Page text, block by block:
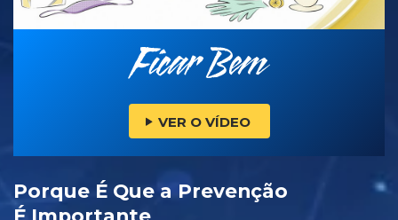
VER O VÍDEO
Porque É Que a Prevenção